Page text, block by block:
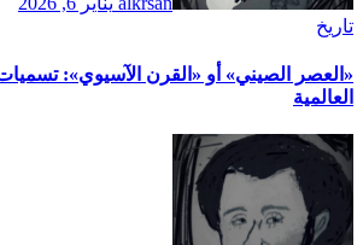
تاريخ
​«العصر الصيني» أو «القرن الآسيوي»:
العالمية